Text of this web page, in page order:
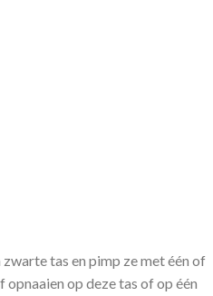
tas en pimp ze met één of
op deze tas of op één